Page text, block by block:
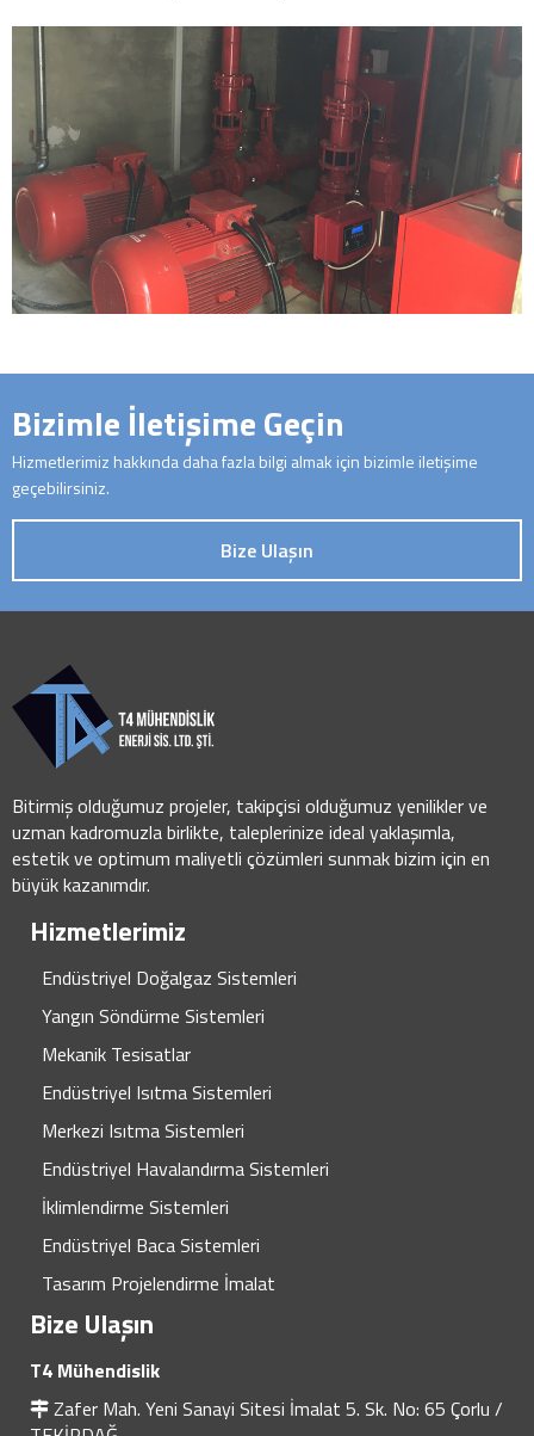
Bizimle İletişime Geçin
Hizmetlerimiz hakkında daha fazla bilgi almak için bizimle iletişime
geçebilirsiniz.
Bize Ulaşın
Bitirmiş olduğumuz projeler, takipçisi olduğumuz yenilikler ve
uzman kadromuzla birlikte, taleplerinize ideal yaklaşımla,
estetik ve optimum maliyetli çözümleri sunmak bizim için en
büyük kazanımdır.
Hizmetlerimiz
Endüstriyel Doğalgaz Sistemleri
Yangın Söndürme Sistemleri
Mekanik Tesisatlar
Endüstriyel Isıtma Sistemleri
Merkezi Isıtma Sistemleri
Endüstriyel Havalandırma Sistemleri
İklimlendirme Sistemleri
Endüstriyel Baca Sistemleri
Tasarım Projelendirme İmalat
Bize Ulaşın
T4 Mühendislik
Zafer Mah. Yeni Sanayi Sitesi İmalat 5. Sk. No: 65 Çorlu /